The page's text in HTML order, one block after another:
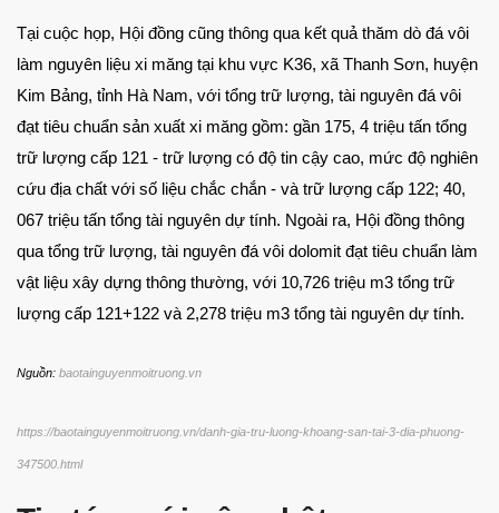
Tại cuộc họp, Hội đồng cũng thông qua kết quả thăm dò đá vôi
làm nguyên liệu xi măng tại khu vực K36, xã Thanh Sơn, huyện
Kim Bảng, tỉnh Hà Nam, với tổng trữ lượng, tài nguyên đá vôi
đạt tiêu chuẩn sản xuất xi măng gồm: gần 175, 4 triệu tấn tổng
trữ lượng cấp 121 - trữ lượng có độ tin cậy cao, mức độ nghiên
cứu địa chất với số liệu chắc chắn - và trữ lượng cấp 122; 40,
067 triệu tấn tổng tài nguyên dự tính. Ngoài ra, Hội đồng thông
qua tổng trữ lượng, tài nguyên đá vôi dolomit đạt tiêu chuẩn làm
vật liệu xây dựng thông thường, với 10,726 triệu m3 tổng trữ
lượng cấp 121+122 và 2,278 triệu m3 tổng tài nguyên dự tính.
Nguồn: baotainguyenmoitruong.vn
https://baotainguyenmoitruong.vn/danh-gia-tru-luong-khoang-san-tai-3-dia-phuong-
347500.html